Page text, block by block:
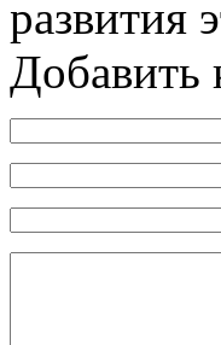
развития
Добавить